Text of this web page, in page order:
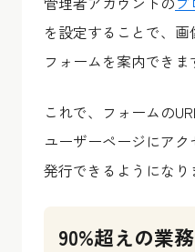
を設定することで、
フォームを案内できま
これで、フォームの
ユーザーページにア
発行できるようになり
90%超えの業